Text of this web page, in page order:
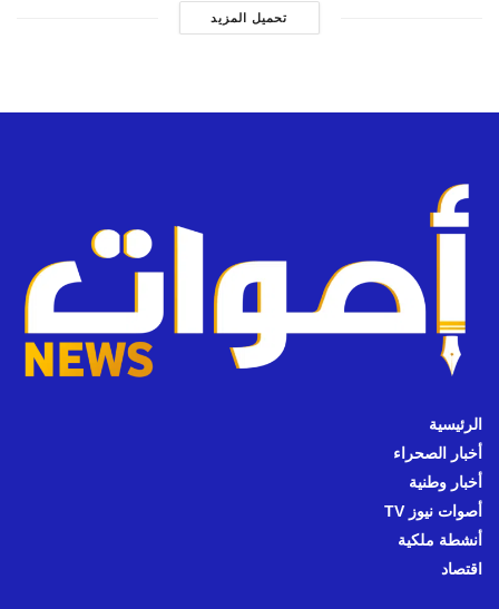
تحميل المزيد
الرئيسية
أخبار الصحراء
أخبار وطنية
أصوات نيوز TV
أنشطة ملكية
اقتصاد